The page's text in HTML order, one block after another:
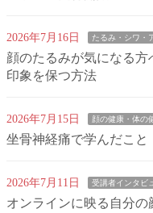
2026年7月16日 たるみ・シワ・
顔のたるみが気になる
印象を保つ方法
2026年7月15日 顔の健康・体の
坐骨神経痛で学んだこと
2026年7月11日 受講者インタビ
オンラインに映る自分